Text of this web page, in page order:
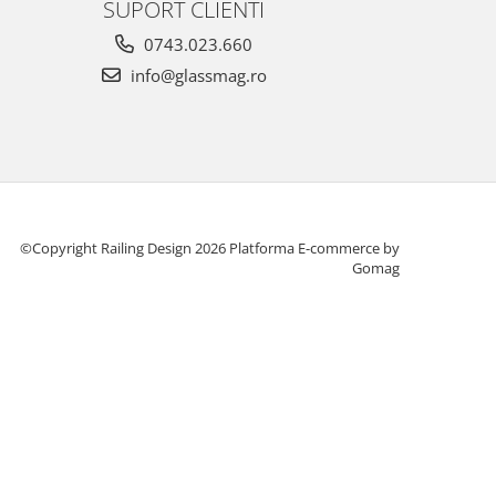
SUPORT CLIENTI
0743.023.660
info@glassmag.ro
©Copyright Railing Design 2026 Platforma E-commerce by
Gomag